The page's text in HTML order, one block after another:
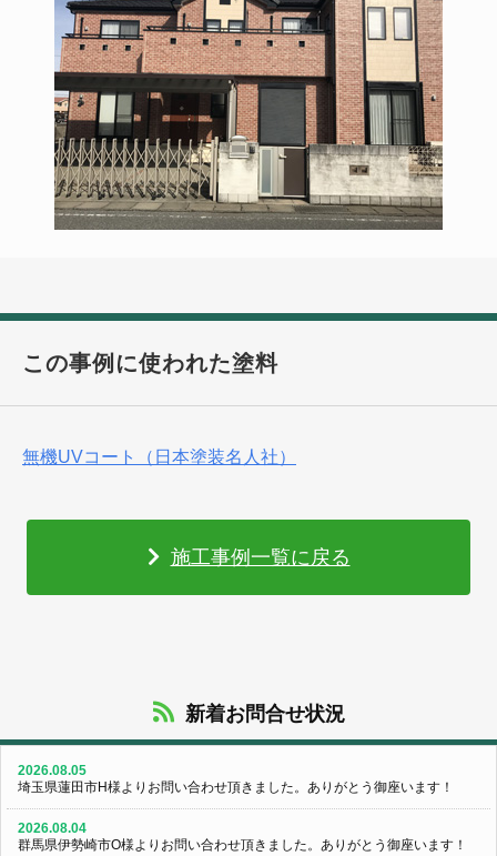
この事例に使われた塗料
無機UVコート（日本塗装名人社）
施工事例一覧に戻る
新着お問合せ状況
2026.08.05
埼玉県蓮田市H様よりお問い合わせ頂きました。ありがとう御座います！
2026.08.04
群馬県伊勢崎市O様よりお問い合わせ頂きました。ありがとう御座います！